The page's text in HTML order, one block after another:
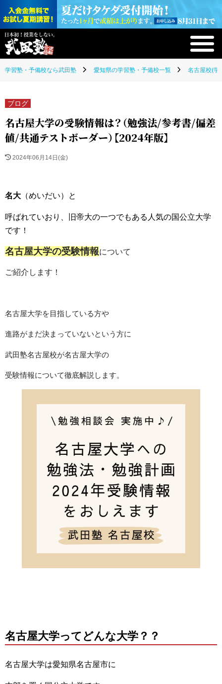
学習塾・予備校なら武田塾 愛知県の学習塾・予備校一覧 名古屋校(学
ブログ
名古屋大学の受験情報は？（勉強法/参考書/偏差
値/共通テストボーダー）【2024年版】
2024年06月14日(金)
名大 （めいだい）と
呼ばれていおり、旧帝大の一つでもある人気の国公立大学
です！
名古屋大学の受験情報について
ご紹介します！
名古屋大学を目指している方や
進路がまだ決まっていないという方に
武田塾名古屋校が名古屋大学の
受験情報について徹底解説します。
名古屋大学ってどんな大学？？
名古屋大学は愛知県名古屋市に